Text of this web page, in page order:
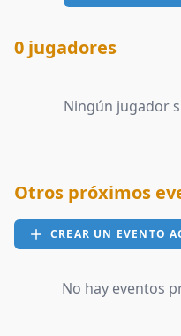
0 jugadores
Ningún jugador
Otros próximos
CREAR UN EVENTO
No hay eventos